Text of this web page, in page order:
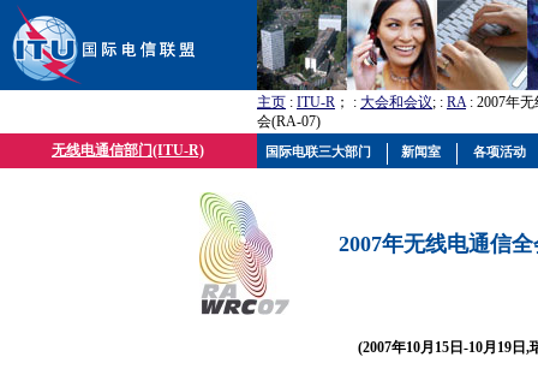
主页 : ITU-R ； : 大会和会议; : RA: 2007年
会(RA-07)
无线电通信部门(ITU-R)
2007年无线电通信
(2007年10月15日-10月19日,
国际电联三大部门 新闻室 各项活动